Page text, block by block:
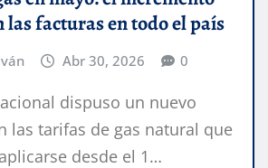
facturas en todo el país
Abr 30, 2026 0
dispuso un nuevo
las tarifas de gas natural que
desde el 1…